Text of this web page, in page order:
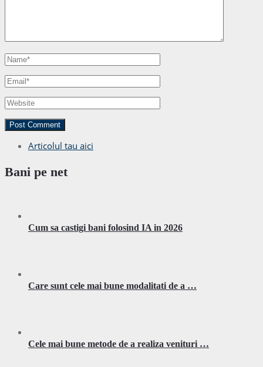
Articolul tau aici
Bani pe net
Cum sa castigi bani folosind IA in 2026
Care sunt cele mai bune modalitati de a …
Cele mai bune metode de a realiza venituri …